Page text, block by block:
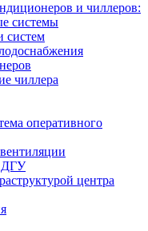
и чиллеров:
системы
систем
чиллера
оперативного
ДГУ
центра